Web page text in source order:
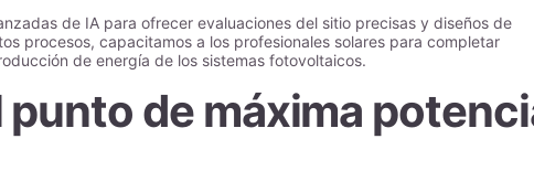
de IA para ofrecer evaluaciones del sitio precisas y diseños de
procesos, capacitamos a los profesionales solares para completar
de energía de los sistemas fotovoltaicos.
de máxima